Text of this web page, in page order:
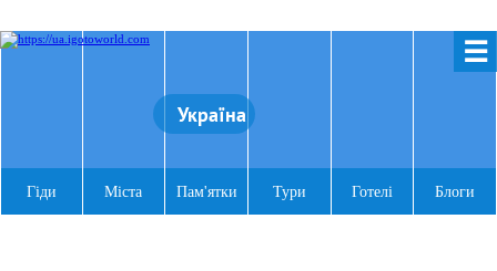
☰
Україна
Гіди Міста Пам'ятки Тури Готелі Блоги